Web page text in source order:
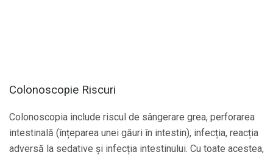
Colonoscopie Riscuri
Colonoscopia include riscul de sângerare grea, perforarea
intestinală (înțeparea unei găuri în intestin), infecția, reacția
adversă la sedative și infecția intestinului. Cu toate acestea,